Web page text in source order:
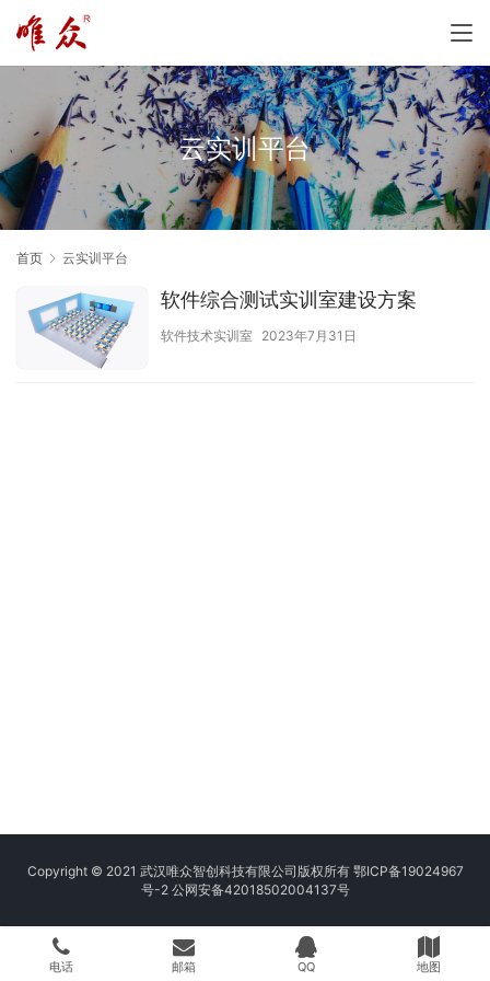
云实训平台
首页 云实训平台
软件综合测试实训室建设方案
软件技术实训室 2023年7月31日
Copyright © 2021 武汉唯众智创科技有限公司版权所有 鄂ICP备19024967
号-2 公网安备42018502004137号
电话 邮箱 QQ 地图